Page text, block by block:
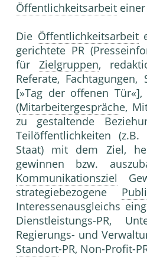
Öffentlichkeitsarbeit einer
Die Öffentlichkeitsarbeit
gerichtete PR
fürZielgruppen,
Referate,
[»Tag der offenen Tür«],
(Mitarbeitergespräche,
zu gestaltende
Teilöffentlichkeiten (z.B.
Staat) mit dem Ziel,
gewinnen bzw.
Kommunikationsziel
strategiebezogene
Interessenausgleichs
Dienstleistungs-PR,
Regierungs- und
Standort-PR, Non-Profit-